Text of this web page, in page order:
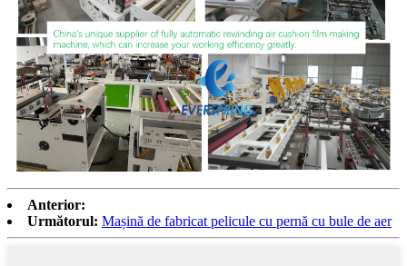
Anterior:
Următorul: Mașină de fabricat pelicule cu pernă cu bule de aer